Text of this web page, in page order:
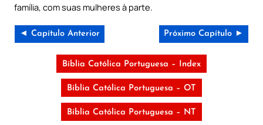
família, com suas mulheres à parte.
◄ Capítulo Anterior Próximo Capítulo ►
Bíblia Católica Portuguesa – Index
Bíblia Católica Portuguesa – OT
Bíblia Católica Portuguesa – NT